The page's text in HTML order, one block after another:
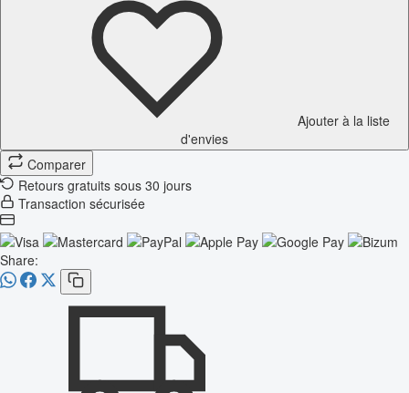
Ajouter à la liste
d'envies
Comparer
Retours gratuits sous 30 jours
Transaction sécurisée
Share: